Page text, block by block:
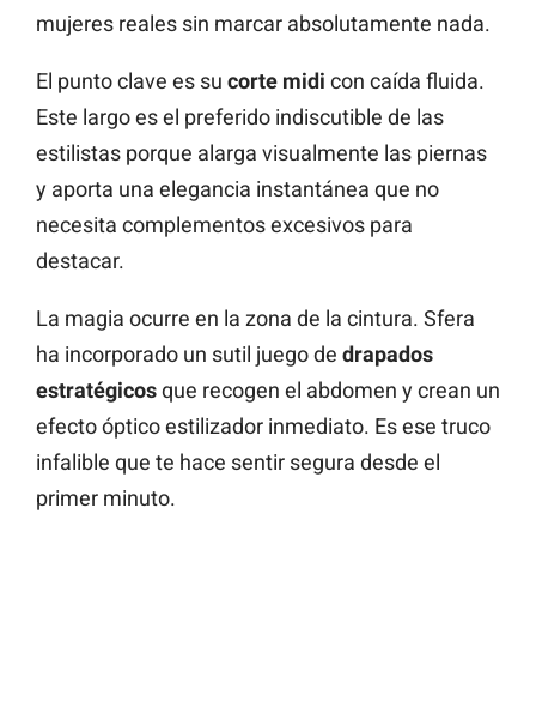
mujeres reales sin marcar absolutamente nada.
El punto clave es su corte midi con caída fluida.
Este largo es el preferido indiscutible de las
estilistas porque alarga visualmente las piernas
y aporta una elegancia instantánea que no
necesita complementos excesivos para
destacar.
La magia ocurre en la zona de la cintura. Sfera
ha incorporado un sutil juego de drapados
estratégicosque recogen el abdomen y crean un
efecto óptico estilizador inmediato. Es ese truco
infalible que te hace sentir segura desde el
primer minuto.